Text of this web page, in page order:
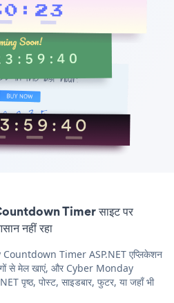
Timer साइट पर
नहीं रहा
Timer ASP.NET एप्लिकेशन
से मेल खाएं, और Cyber Monday
पृष्ठ, पोस्ट, साइडबार, फुटर, या जहाँ भी